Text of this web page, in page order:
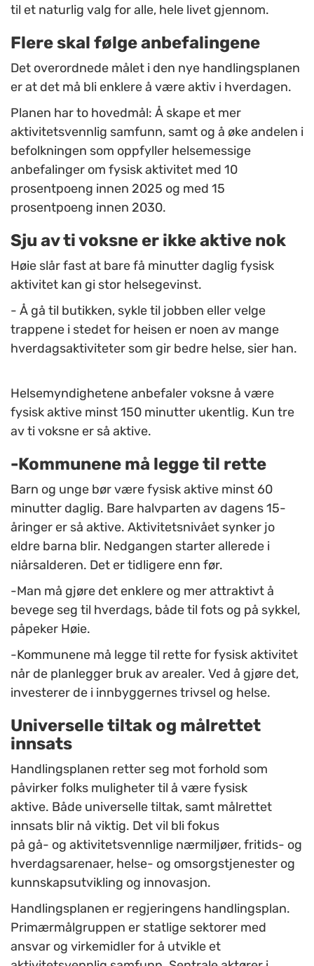
til et naturlig valg for alle, hele livet gjennom.
Flere skal følge anbefalingene
Det overordnede målet i den nye handlingsplanen
er at det må bli enklere å være aktiv i hverdagen.
Planen har to hovedmål: Å skape et mer
aktivitetsvennlig samfunn, samt og å øke andelen i
befolkningen som oppfyller helsemessige
anbefalinger om fysisk aktivitet med 10
prosentpoeng innen 2025 og med 15
prosentpoeng innen 2030.
Sju av ti voksne er ikke aktive nok
Høie slår fast at bare få minutter daglig fysisk
aktivitet kan gi stor helsegevinst.
- Å gå til butikken, sykle til jobben eller velge
trappene i stedet for heisen er noen av mange
hverdagsaktiviteter som gir bedre helse, sier han.
Helsemyndighetene anbefaler voksne å være
fysisk aktive minst 150 minutter ukentlig. Kun tre
av ti voksne er så aktive.
-Kommunene må legge til rette
Barn og unge bør være fysisk aktive minst 60
minutter daglig. Bare halvparten av dagens 15-
åringer er så aktive. Aktivitetsnivået synker jo
eldre barna blir. Nedgangen starter allerede i
niårsalderen. Det er tidligere enn før.
-Man må gjøre det enklere og mer attraktivt å
bevege seg til hverdags, både til fots og på sykkel,
påpeker Høie.
-Kommunene må legge til rette for fysisk aktivitet
når de planlegger bruk av arealer. Ved å gjøre det,
investerer de i innbyggernes trivsel og helse.
Universelle tiltak og målrettet
innsats
Handlingsplanen retter seg mot forhold som
påvirker folks muligheter til å være fysisk
aktive. Både universelle tiltak, samt målrettet
innsats blir nå viktig. Det vil bli fokus
på gå- og aktivitetsvennlige nærmiljøer, fritids- og
hverdagsarenaer, helse- og omsorgstjenester og
kunnskapsutvikling og innovasjon.
Handlingsplanen er regjeringens handlingsplan.
Primærmålgruppen er statlige sektorer med
ansvar og virkemidler for å utvikle et